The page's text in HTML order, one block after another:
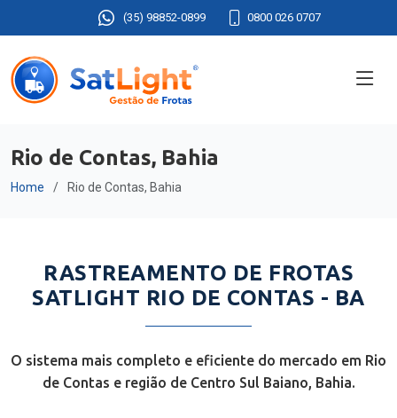
(35) 98852-0899 0800 026 0707
Rio de Contas, Bahia
Home Rio de Contas, Bahia
RASTREAMENTO DE FROTAS
SATLIGHT RIO DE CONTAS - BA
O sistema mais completo e eficiente do mercado em Rio
de Contas e região de Centro Sul Baiano, Bahia.